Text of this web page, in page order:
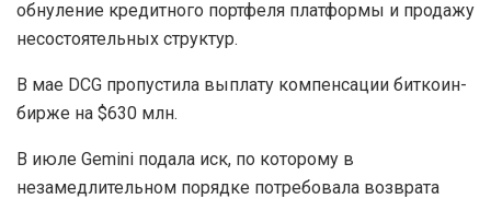
обнуление кредитного портфеля платформы и продажу
несостоятельных структур.
В мае DCG пропустила выплату компенсации биткоин-
бирже на $630 млн.
В июле Gemini подала иск, по которому в
незамедлительном порядке потребовала возврата